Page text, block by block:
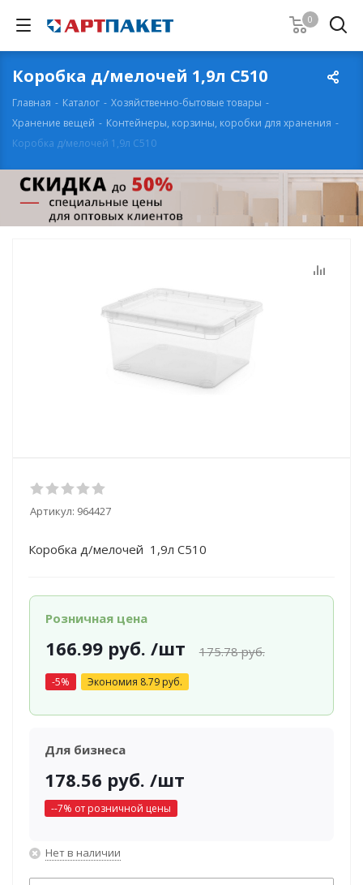
0
Коробка д/мелочей 1,9л С510
Главная - Каталог - Хозяйственно-бытовые товары -
Хранение вещей - Контейнеры, корзины, коробки для хранения -
Коробка д/мелочей 1,9л С510
Артикул: 964427
Коробка д/мелочей 1,9л С510
Розничная цена
166.99руб. /шт 175.78руб.
-5% Экономия 8.79руб.
Для бизнеса
178.56 руб. /шт
--7% от розничной цены
Нет в наличии